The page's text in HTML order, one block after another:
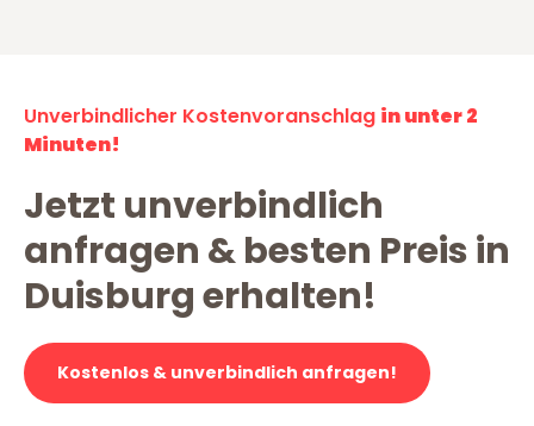
Unverbindlicher Kostenvoranschlag in unter 2
Minuten!
Jetzt unverbindlich
anfragen & besten Preis in
Duisburg erhalten!
Kostenlos & unverbindlich anfragen!